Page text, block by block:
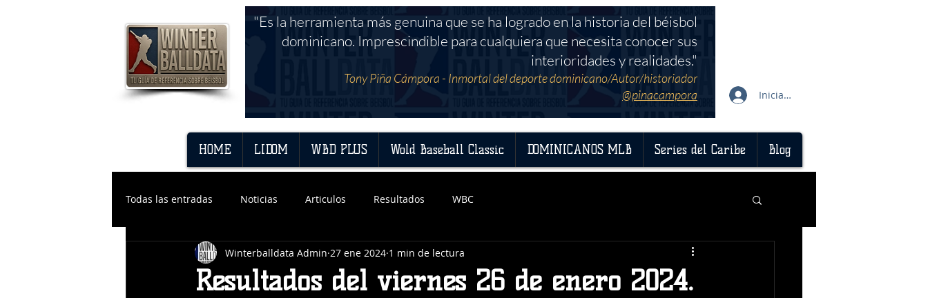
Iniciar sesión
HOME LIDOM WBD PLUS Wold Baseball Classic DOMINICANOS MLB Series del Caribe Blog
"Es la herramienta más genuina que se ha logrado en la historia del béisbol
dominicano. Imprescindible para cualquiera que necesita conocer sus
interioridades y realidades."
Tony Piña Cámpora - Inmortal del deporte dominicano/Autor/historiador
@pinacampora
Todas las entradas Noticias Articulos Resultados WBC
Resultados del viernes 26 de enero 2024.
Winterballdata Admin 27 ene 2024 1 min de lectura